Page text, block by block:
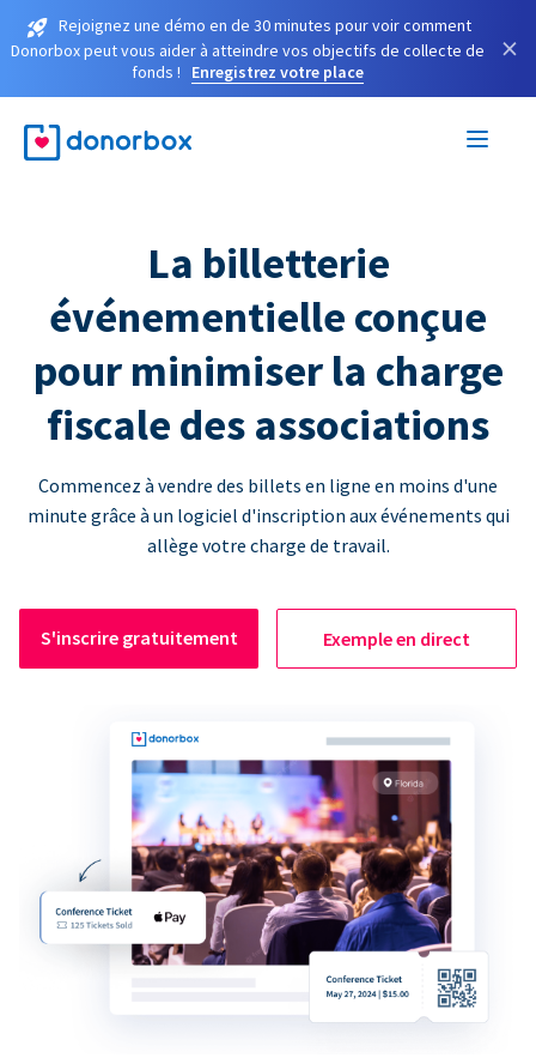
Rejoignez une démo en de 30 minutes pour voir comment
Donorbox peut vous aider à atteindre vos objectifs de collecte de
fonds !
Enregistrez votre place
×
La billetterie
événementielle conçue
pour minimiser la charge
fiscale des associations
Commencez à vendre des billets en ligne en moins d'une
minute grâce à un logiciel d'inscription aux événements qui
allège votre charge de travail.
S'inscrire gratuitement Exemple en direct